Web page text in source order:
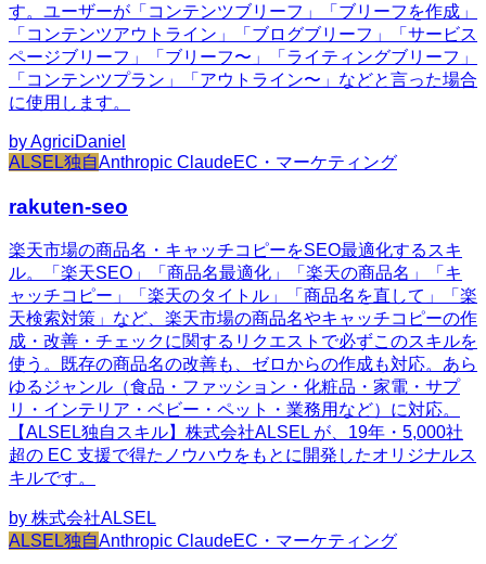
す。ユーザーが「コンテンツブリーフ」「ブリーフを作成」
「コンテンツアウトライン」「ブログブリーフ」「サービス
ページブリーフ」「ブリーフ〜」「ライティングブリーフ」
「コンテンツプラン」「アウトライン〜」などと言った場合
に使用します。
byAgriciDaniel
ALSEL独自Anthropic ClaudeEC・マーケティング
rakuten-seo
楽天市場の商品名・キャッチコピーをSEO最適化するスキ
ル。「楽天SEO」「商品名最適化」「楽天の商品名」「キ
ャッチコピー」「楽天のタイトル」「商品名を直して」「楽
天検索対策」など、楽天市場の商品名やキャッチコピーの作
成・改善・チェックに関するリクエストで必ずこのスキルを
使う。既存の商品名の改善も、ゼロからの作成も対応。あら
ゆるジャンル（食品・ファッション・化粧品・家電・サプ
リ・インテリア・ベビー・ペット・業務用など）に対応。
【ALSEL独自スキル】株式会社ALSEL が、19年・5,000社
超の EC 支援で得たノウハウをもとに開発したオリジナルス
キルです。
by 株式会社ALSEL
ALSEL独自Anthropic ClaudeEC・マーケティング